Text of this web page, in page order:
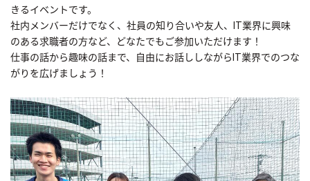
きるイベントです。
社内メンバーだけでなく、社員の知り合いや友人、IT業界に興味
のある求職者の方など、どなたでもご参加いただけます！
仕事の話から趣味の話まで、自由にお話ししながらIT業界でのつな
がりを広げましょう！